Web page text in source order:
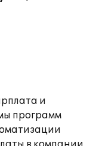
и
программ